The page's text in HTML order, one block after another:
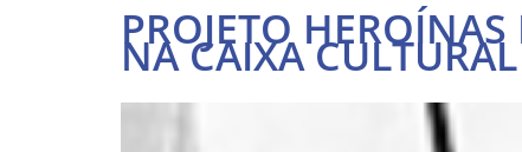
PROJETO
NA CAIXA CULTURAL